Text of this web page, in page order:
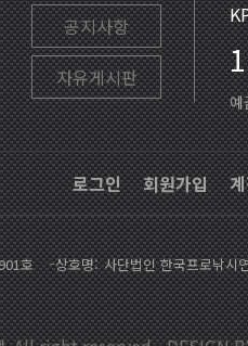
공지사항
자유게시판
예
로그인 회원가입
호 상호명 사단법인 한국프로낚시